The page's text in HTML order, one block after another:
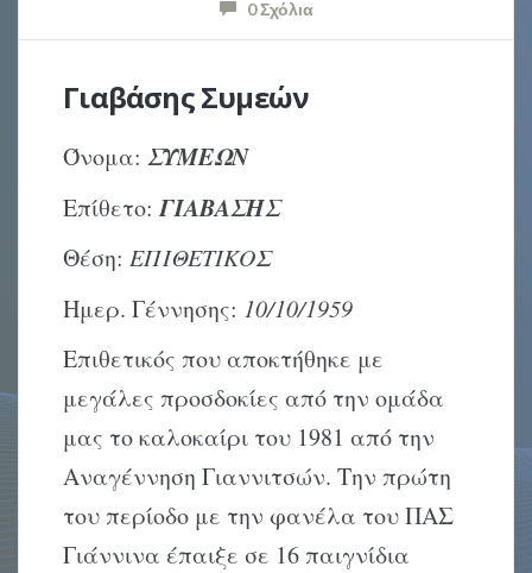
0 Σχόλια
Γιαβάσης Συμεών
Όνομα: ΣΥΜΕΩΝ
Επίθετο:ΓΙΑΒΑΣΗΣ
Θέση:ΕΠΙΘΕΤΙΚΟΣ
Ημερ. Γέννησης: 10/10/1959
Επιθετικός που αποκτήθηκε με
μεγάλες προσδοκίες από την ομάδα
μας το καλοκαίρι του 1981 από την
Αναγέννηση Γιαννιτσών. Την πρώτη
του περίοδο με την φανέλα του ΠΑΣ
Γιάννινα έπαιξε σε 16 παιγνίδια